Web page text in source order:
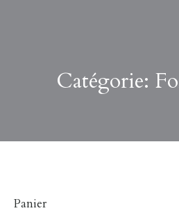
Catégorie:
Panier